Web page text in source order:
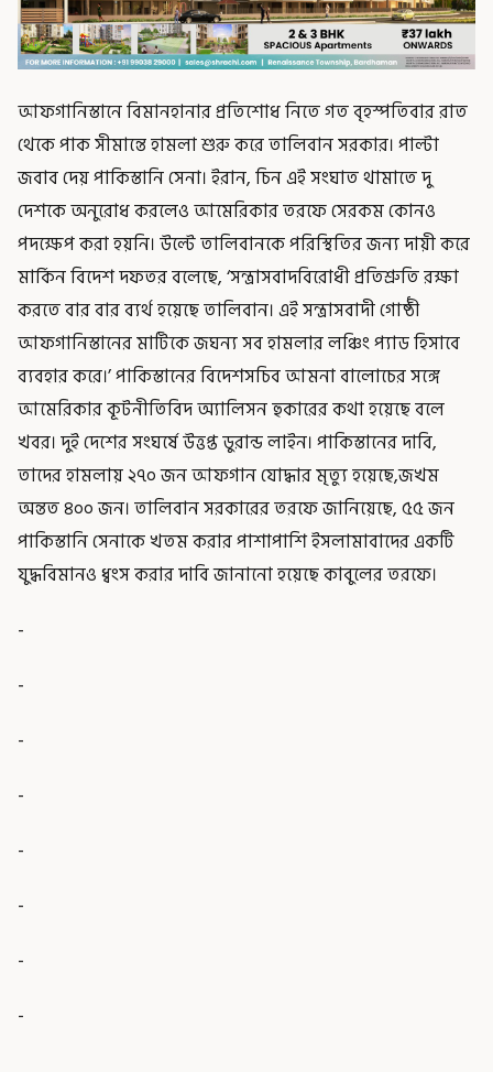
আফগানিস্তানে বিমানহানার প্রতিশোধ নিতে গত বৃহস্পতিবার রাত
থেকে পাক সীমান্তে হামলা শুরু করে তালিবান সরকার। পাল্টা
জবাব দেয় পাকিস্তানি সেনা। ইরান, চিন এই সংঘাত থামাতে দু
দেশকে অনুরোধ করলেও আমেরিকার তরফে সেরকম কোনও
পদক্ষেপ করা হয়নি। উল্টে তালিবানকে পরিস্থিতির জন্য দায়ী করে
মার্কিন বিদেশ দফতর বলেছে, ‘সন্ত্রাসবাদবিরোধী প্রতিশ্রুতি রক্ষা
করতে বার বার ব্যর্থ হয়েছে তালিবান। এই সন্ত্রাসবাদী গোষ্ঠী
আফগানিস্তানের মাটিকে জঘন্য সব হামলার লঞ্চিং প্যাড হিসাবে
ব্যবহার করে।’ পাকিস্তানের বিদেশসচিব আমনা বালোচের সঙ্গে
আমেরিকার কূটনীতিবিদ অ্যালিসন হুকারের কথা হয়েছে বলে
খবর। দুই দেশের সংঘর্ষে উত্তপ্ত ডুরান্ড লাইন। পাকিস্তানের দাবি,
তাদের হামলায় ২৭০ জন আফগান যোদ্ধার মৃত্যু হয়েছে,জখম
অন্তত ৪০০ জন। তালিবান সরকারের তরফে জানিয়েছে, ৫৫ জন
পাকিস্তানি সেনাকে খতম করার পাশাপাশি ইসলামাবাদের একটি
যুদ্ধবিমানও ধ্বংস করার দাবি জানানো হয়েছে কাবুলের তরফে।
-
-
-
-
-
-
-
-